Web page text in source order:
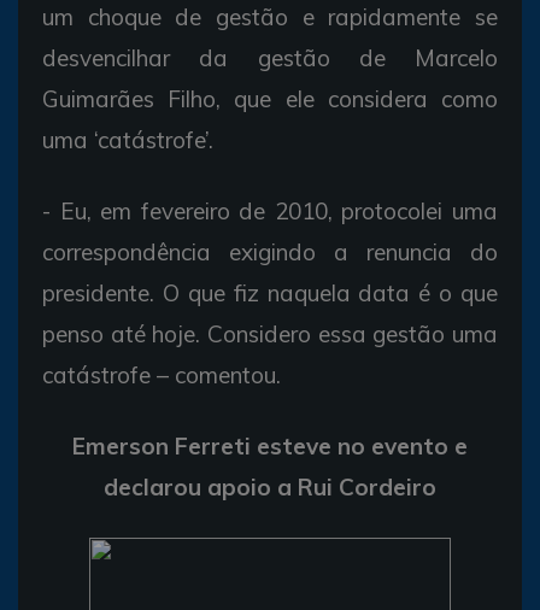
um choque de gestão e rapidamente se
desvencilhar da gestão de Marcelo
Guimarães Filho, que ele considera como
uma ‘catástrofe’.
- Eu, em fevereiro de 2010, protocolei uma
correspondência exigindo a renuncia do
presidente. O que fiz naquela data é o que
penso até hoje. Considero essa gestão uma
catástrofe – comentou.
Emerson Ferreti esteve no evento e
declarou apoio a Rui Cordeiro